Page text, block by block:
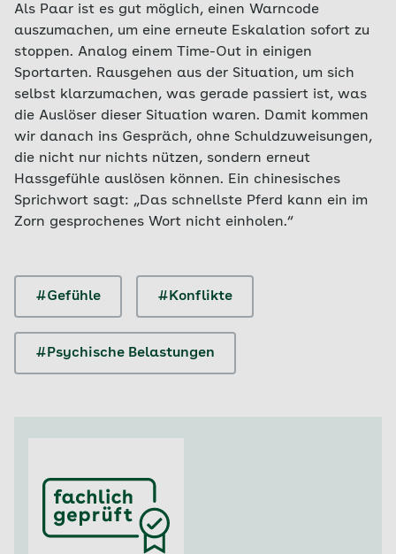
Als Paar ist es gut möglich, einen Warncode
auszumachen, um eine erneute Eskalation sofort zu
stoppen. Analog einem Time-Out in einigen
Sportarten. Rausgehen aus der Situation, um sich
selbst klarzumachen, was gerade passiert ist, was
die Auslöser dieser Situation waren. Damit kommen
wir danach ins Gespräch, ohne Schuldzuweisungen,
die nicht nur nichts nützen, sondern erneut
Hassgefühle auslösen können. Ein chinesisches
Sprichwort sagt: „Das schnellste Pferd kann ein im
Zorn gesprochenes Wort nicht einholen.“
#Gefühle #Konflikte
#Psychische Belastungen